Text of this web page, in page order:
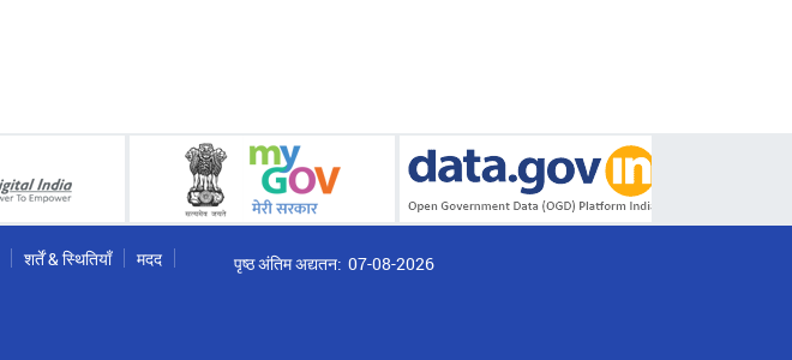
शर्तें & स्थितियाँ
मदद
पृष्ठ अंतिम अद्यतन: 07-08-2026